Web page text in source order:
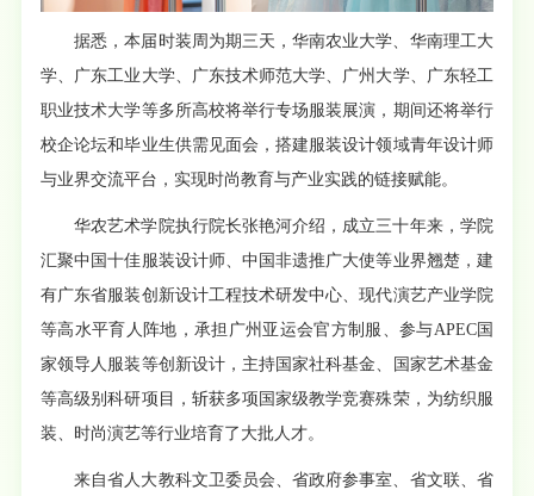
据悉，本届时装周为期三天，华南农业大学、华南理工大
学、广东工业大学、广东技术师范大学、广州大学、广东轻工
职业技术大学等多所高校将举行专场服装展演，期间还将举行
校企论坛和毕业生供需见面会，搭建服装设计领域青年设计师
与业界交流平台，实现时尚教育与产业实践的链接赋能。
华农艺术学院执行院长张艳河介绍，成立三十年来，学院
汇聚中国十佳服装设计师、中国非遗推广大使等业界翘楚，建
有广东省服装创新设计工程技术研发中心、现代演艺产业学院
等高水平育人阵地，承担广州亚运会官方制服、参与APEC国
家领导人服装等创新设计，主持国家社科基金、国家艺术基金
等高级别科研项目，斩获多项国家级教学竞赛殊荣，为纺织服
装、时尚演艺等行业培育了大批人才。
来自省人大教科文卫委员会、省政府参事室、省文联、省